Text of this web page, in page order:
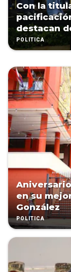
Con la
destacan
POLÍTICA
Aniversario
en su
González
POLÍTICA